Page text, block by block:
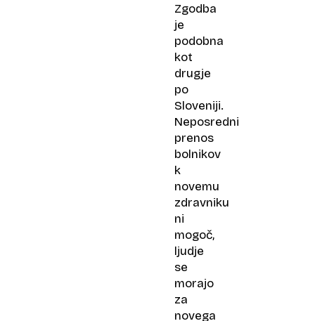
Zgodba
je
podobna
kot
drugje
po
Sloveniji.
Neposredni
prenos
bolnikov
k
novemu
zdravniku
ni
mogoč,
ljudje
se
morajo
za
novega